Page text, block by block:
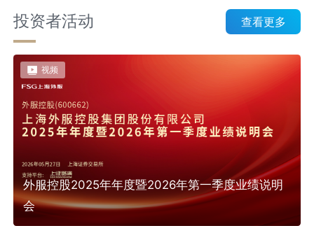
投资者活动 查看更多
视频
外服控股2025年年度暨2026年第一季度业绩说明
会